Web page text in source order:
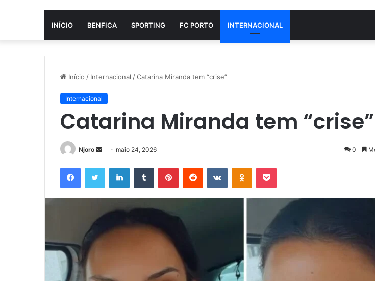
INÍCIO BENFICA SPORTING FC PORTO INTERNACIONAL
Início / Internacional /Catarina Miranda tem “crise”
Internacional
Catarina Miranda tem “crise”
Njoro
Mande
mail
maio 24, 2026 0
FacebookTwitter LinkedinTumblr PinterestReddit VK OK Pocket